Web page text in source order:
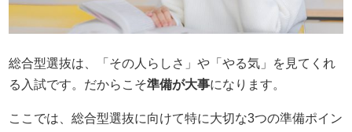
総合型選抜は、「その人らしさ」や「やる気」を見てくれ
る入試です。だからこそ準備が大事になります。
ここでは、総合型選抜に向けて特に大切な3つの準備ポイン